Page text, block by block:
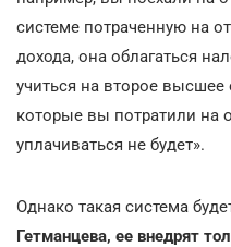
системе потраченную на
дохода, она облагаться
учиться на второе высшее
которые вы потратили на
уплачиваться не будет».
Однако такая система
Гетманцева, ее внедрят